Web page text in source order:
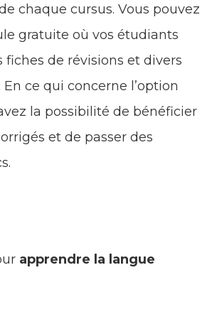
chaque cursus. Vous pouvez
gratuite où vos étudiants
fiches de révisions et divers
ce qui concerne l’option
la possibilité de bénéficier
et de passer des
apprendre la langue